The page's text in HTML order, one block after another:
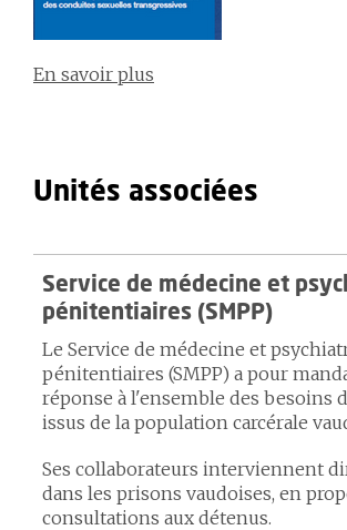
En savoir plus
Unités associées
Service de médecine et
pénitentiaires (SMPP)
Le Service de médecine et
pénitentiaires (SMPP) a pour
réponse à l'ensemble des besoins
issus de la population carcérale
Ses collaborateurs interviennent
dans les prisons vaudoises, en
consultations aux détenus.